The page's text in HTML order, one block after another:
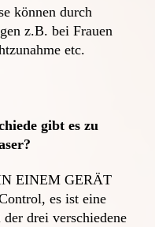
können durch
z.B. bei Frauen
etc.
gibt es zu
EINEM GERÄT
es ist eine
drei verschiedene